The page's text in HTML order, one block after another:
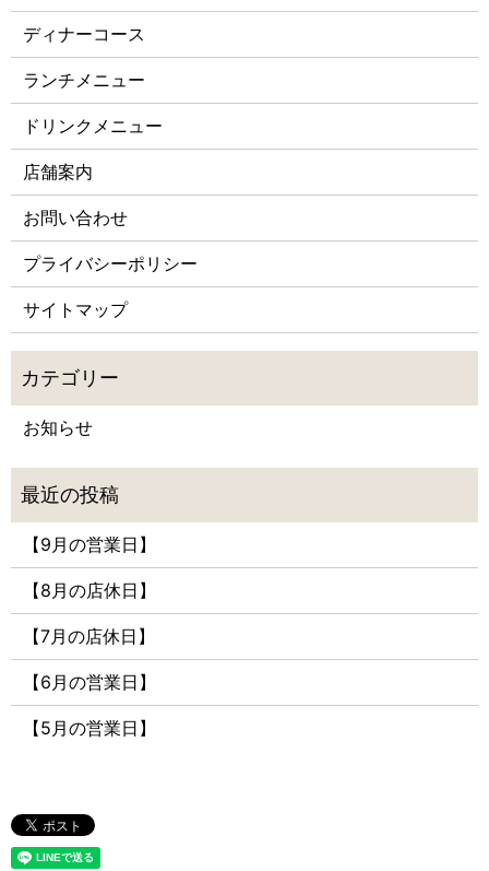
ディナーコース
ランチメニュー
ドリンクメニュー
店舗案内
お問い合わせ
プライバシーポリシー
サイトマップ
お知らせ
【9月の営業日】
【8月の店休日】
【7月の店休日】
【6月の営業日】
【5月の営業日】